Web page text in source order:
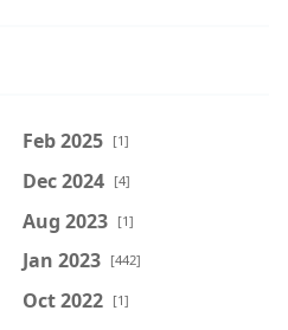
Feb 2025 [1]
Dec 2024 [4]
Aug 2023 [1]
Jan 2023 [442]
Oct 2022 [1]